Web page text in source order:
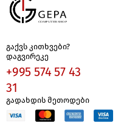
გაქვს კითხვები?
დაგვირეკე
+995 574 57 43
31
გადახდის მეთოდები